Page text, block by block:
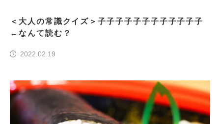
＜大人の常識クイズ＞子子子子子子子子子子子子
←なんて読む？
2022.02.19